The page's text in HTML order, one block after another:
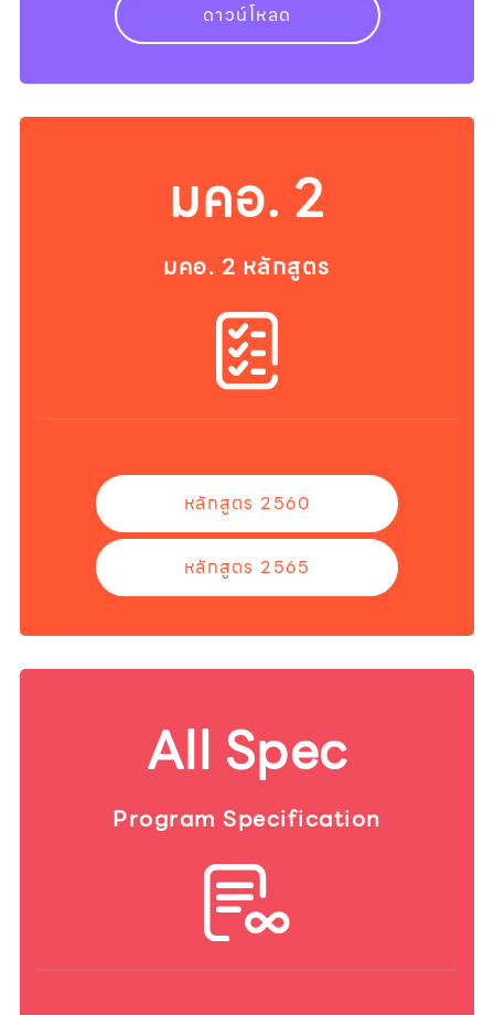
ดาวน์โหลด
มคอ. 2
มคอ. 2 หลักสูตร
หลักสูตร 2560
หลักสูตร 2565
All Spec
Program Specification